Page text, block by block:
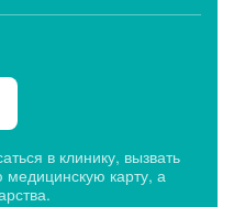
в клинику, вызвать
карту, а